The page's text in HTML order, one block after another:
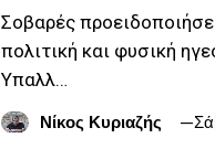
Σοβαρές
πολιτική και φυσική
Υπαλλ…
Νίκος Κυριαζής